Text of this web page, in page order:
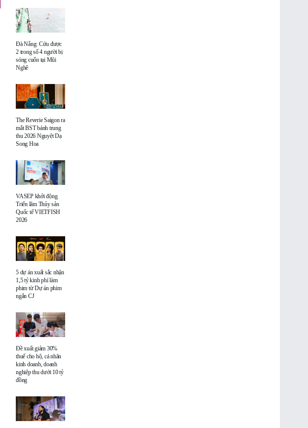
Đà Nẵng: Cứu được
2 trong số 4 người bị
sóng cuốn tại Mũi
Nghê
The Reverie Saigon ra
mắt BST bánh trung
thu 2026 Nguyệt Dạ
Song Hoa
VASEP khởi động
Triển lãm Thủy sản
Quốc tế VIETFISH
2026
5 dự án xuất sắc nhận
1,5 tỷ kinh phí làm
phim từ Dự án phim
ngắn CJ
Đề xuất giảm 30%
thuế cho hộ, cá nhân
kinh doanh, doanh
nghiệp thu dưới 10 tỷ
đồng